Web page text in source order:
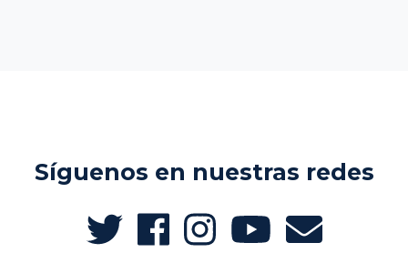
Síguenos en nuestras redes